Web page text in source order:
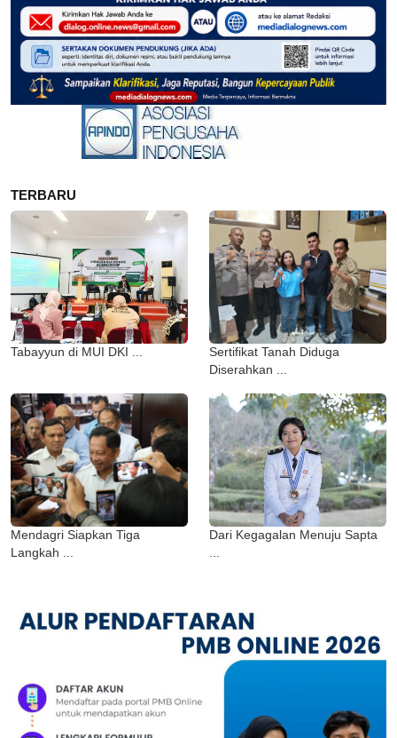
TERBARU
Tabayyun di MUI DKI ...
Sertifikat Tanah Diduga
Diserahkan ...
Mendagri Siapkan Tiga
Langkah ...
Dari Kegagalan Menuju Sapta
...